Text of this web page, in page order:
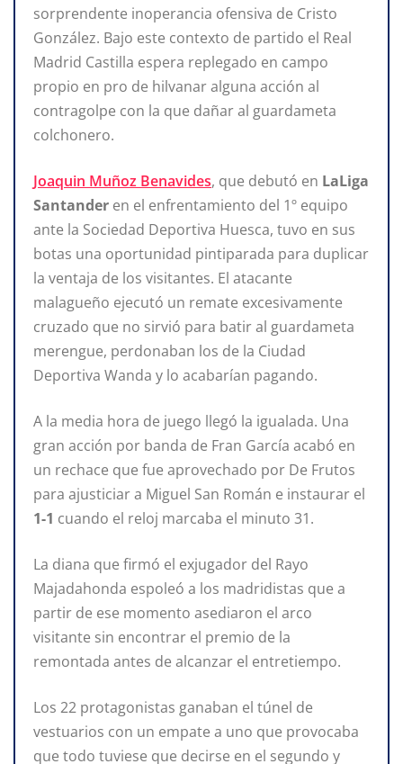
sorprendente inoperancia ofensiva de Cristo
González. Bajo este contexto de partido el Real
Madrid Castilla espera replegado en campo
propio en pro de hilvanar alguna acción al
contragolpe con la que dañar al guardameta
colchonero.
Joaquin Muñoz Benavides, que debutó en LaLiga
Santander en el enfrentamiento del 1º equipo
ante la Sociedad Deportiva Huesca, tuvo en sus
botas una oportunidad pintiparada para duplicar
la ventaja de los visitantes. El atacante
malagueño ejecutó un remate excesivamente
cruzado que no sirvió para batir al guardameta
merengue, perdonaban los de la Ciudad
Deportiva Wanda y lo acabarían pagando.
A la media hora de juego llegó la igualada. Una
gran acción por banda de Fran García acabó en
un rechace que fue aprovechado por De Frutos
para ajusticiar a Miguel San Román e instaurar el
1-1 cuando el reloj marcaba el minuto 31.
La diana que firmó el exjugador del Rayo
Majadahonda espoleó a los madridistas que a
partir de ese momento asediaron el arco
visitante sin encontrar el premio de la
remontada antes de alcanzar el entretiempo.
Los 22 protagonistas ganaban el túnel de
vestuarios con un empate a uno que provocaba
que todo tuviese que decirse en el segundo y